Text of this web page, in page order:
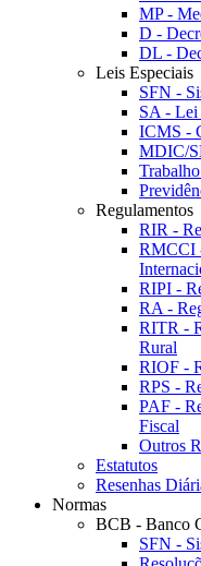
MP -
D -
DL -
Leis Especiais
SFN -
SA - Lei
ICMS -
MDIC/
Regulamentos
RIR -
RMCCI
RIPI -
RA -
RITR -
Rural
RIOF -
RPS -
PAF -
Fiscal
Outros
Estatutos
Resenhas
Normas
BCB - Banco
SFN -